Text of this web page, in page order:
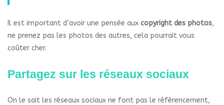
Il est important d’avoir une pensée aux copyright des photos,
ne prenez pas les photos des autres, cela pourrait vous
coûter cher.
Partagez sur les réseaux sociaux
On le sait les réseaux sociaux ne font pas le référencement,